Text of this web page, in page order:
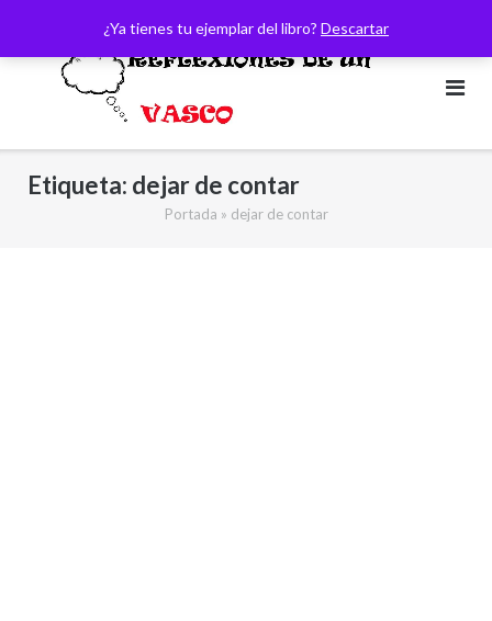
¿Ya tienes tu ejemplar del libro? Descartar
contenido
Etiqueta: dejar de contar
Portada » dejar de contar